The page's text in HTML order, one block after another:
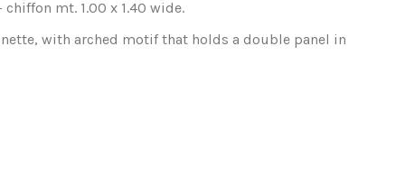
mt. 1.00 x 1.40 wide.
with arched motif that holds a double panel in